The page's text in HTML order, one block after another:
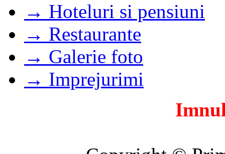
→ Hoteluri si pensiuni
→ Restaurante
→ Galerie foto
→ Imprejurimi